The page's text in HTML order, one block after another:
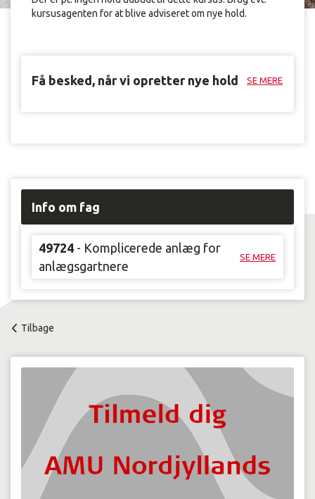
kursusagenten for at blive adviseret om nye hold.
Få besked, når vi opretter nye hold SE MERE
Info om fag
49724 - Komplicerede anlæg for
anlægsgartnere
SE MERE
Tilbage